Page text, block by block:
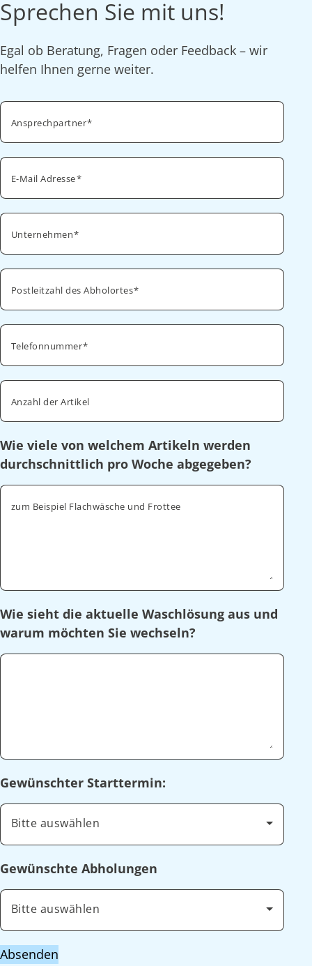
Sprechen Sie mit uns!
Egal ob Beratung, Fragen oder Feedback – wir
helfen Ihnen gerne weiter.
Ansprechpartner
E-Mail Adresse
Unternehmen
Postleitzahl des Abholortes
Telefonnummer
Anzahl der Artikel
Wie viele von welchem Artikeln werden
durchschnittlich pro Woche abgegeben?
zum Beispiel Flachwäsche und Frottee
Wie sieht die aktuelle Waschlösung aus und
warum möchten Sie wechseln?
Gewünschter Starttermin:
Bitte auswählen
Gewünschte Abholungen
Bitte auswählen
Absenden